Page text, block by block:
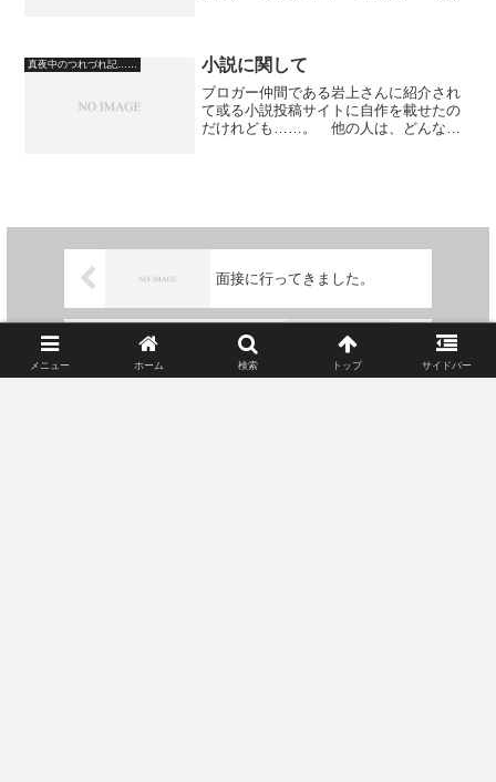
リ。 ジャルムは、８ミリ。...
真夜中のつれづれ記…… 小説に関して
ブロガー仲間である岩上さんに紹介され
て或る小説投稿サイトに自作を載せたの
だけれども……。 他の人は、どんな作
面接に行ってきました。
稲盛和夫著『考え方』読了（追
メニュー ホーム 検索 トップ サイドバー